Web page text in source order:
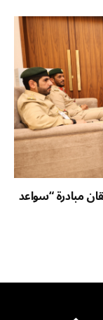
مبادرة “سواعد